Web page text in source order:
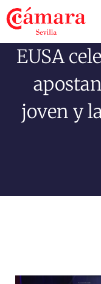
Cámara
Comercio
Soluciones
EUSA
joven y